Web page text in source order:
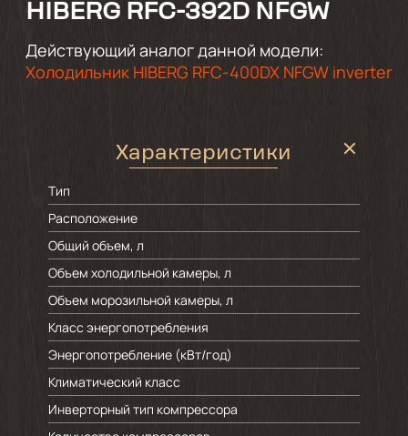
HIBERG RFC-392D NFGW
Действующий аналог данной модели:
Холодильник HIBERG RFC-400DX NFGW inverter
Характеристики
Тип
Расположение
Общий объем, л
Объем холодильной камеры, л
Объем морозильной камеры, л
Класс энергопотребления
Энергопотребление (кВт/год)
Климатический класс
Инверторный тип компрессора